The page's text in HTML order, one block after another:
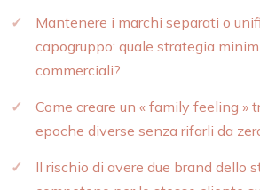
Mantenere i marchi separati o
capogruppo: quale strategia
commerciali?
Come creare un « family feeling »
epoche diverse senza rifarli da
Il rischio di avere due brand dello